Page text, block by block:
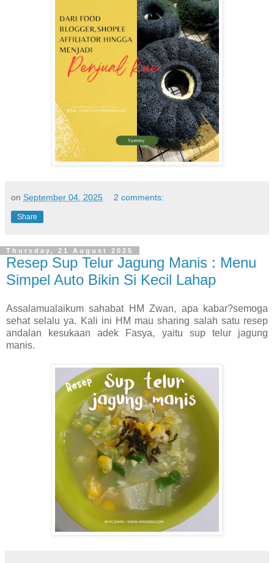
on September 04, 2025 2 comments:
Share
Thursday, 21 August 2025
Resep Sup Telur Jagung Manis : Menu
Simpel Auto Bikin Si Kecil Lahap
Assalamualaikum sahabat HM Zwan, apa kabar?semoga
sehat selalu ya. Kali ini HM mau sharing salah satu resep
andalan kesukaan adek Fasya, yaitu sup telur jagung
manis.